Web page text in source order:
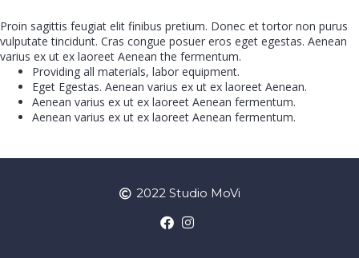
Proin sagittis feugiat elit finibus pretium. Donec et tortor non purus
vulputate tincidunt. Cras congue posuer eros eget egestas. Aenean
varius ex ut ex laoreet Aenean the fermentum.
Providing all materials, labor equipment.
Eget Egestas. Aenean varius ex ut ex laoreet Aenean.
Aenean varius ex ut ex laoreet Aenean fermentum.
Aenean varius ex ut ex laoreet Aenean fermentum.
2022 Studio MoVi